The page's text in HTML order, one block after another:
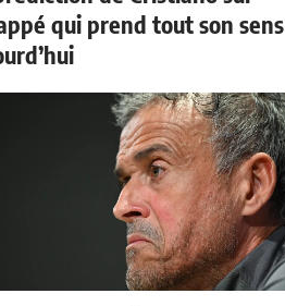
qui prend tout son sens